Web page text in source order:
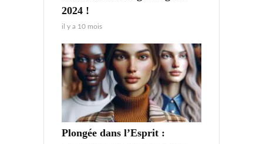
2024 !
il y a 10 mois
Plongée dans l’Esprit :